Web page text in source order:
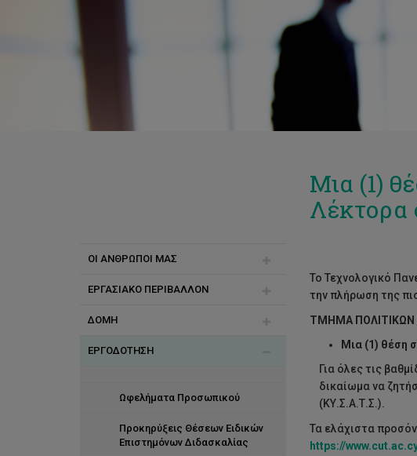
ΟΙ ΑΝΘΡΩΠΟΙ ΜΑΣ
Γνωρίστε την ΥΑΔ
Επικοινωνία
Σύστηματα Διεύθυνσης
ΕΡΓΑΣΙΑΚΟ ΠΕΡΙΒΑΛΛΟΝ
Πανεπιστημιακή Κοινότητα
Διακρίσεις
ΔΟΜΗ
Διαδρομή Καριέρας
ΕΡΓΟΔΟΤΗΣΗ
Ωφελήματα Προσωπικού
Προκηρύξεις Θέσεων Ειδικών
Επιστημόνων Διδασκαλίας
Μια (1)
Λέκτορα
Το Τεχνολογικό
την πλήρωση της
ΤΜΗΜΑ ΠΟΛΙΤΙΚΩΝ
Μια (1) θέση
Για όλες τις
δικαίωμα να
(ΚΥ.Σ.Α.Τ.Σ.).
Τα ελάχιστα
https://